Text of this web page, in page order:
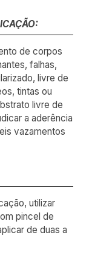
de corpos
falhas,
livre de
tintas ou
livre de
a aderência
vazamentos
utilizar
pincel de
de duas a